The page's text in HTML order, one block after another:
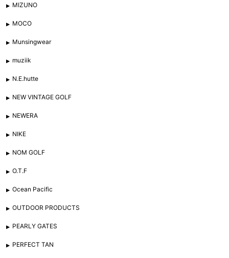
MIZUNO
MOCO
Munsingwear
muziik
N.E.hutte
NEW VINTAGE GOLF
NEWERA
NIKE
NOM GOLF
O.T.F
Ocean Pacific
OUTDOOR PRODUCTS
PEARLY GATES
PERFECT TAN